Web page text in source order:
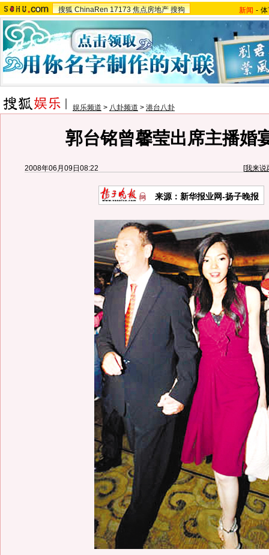
搜狐 ChinaRen 17173 焦点房地产 搜狗 新闻 -
娱乐频道 > 八卦频道 > 港台八卦
郭台铭曾馨莹出席主播婚
2008年06月09日08:22 [我来说
来源：新华报业网-扬子晚报